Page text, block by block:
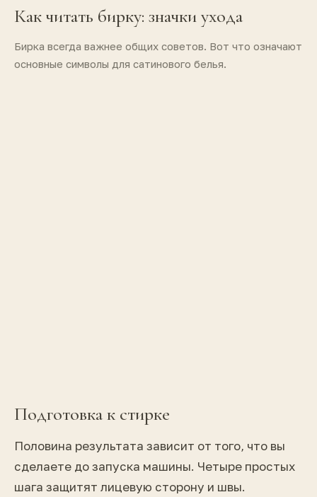
Как читать бирку: значки ухода
Бирка всегда важнее общих советов. Вот что означают
основные символы для сатинового белья.
Подготовка к стирке
Половина результата зависит от того, что вы
сделаете до запуска машины. Четыре простых
шага защитят лицевую сторону и швы.